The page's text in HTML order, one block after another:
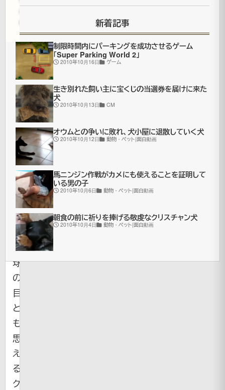
画
像
ア
フ
リ
カ
の
モ
ー
リ
タ
ニ
ア
に
地
球
の
目
と
も
思
え
る
ク
新着記事
制限時間内にパーキングを成功させるゲーム
「Super Parking World 2」
2010年10月16日 ゲーム
生き別れた飼い主に宝くじの当選券を届けに来た
犬
2010年10月13日 CM
オウムとの争いに敗れ、犬小屋に退散していく犬
2010年10月12日 動物・ペット|面白動画
馬ニンジン作戦がカメにも使えることを証明して
いる男の子
2010年10月6日 動物・ペット|面白動画
朝食の前に祈りを捧げる敬虔なクリスチャン犬
2010年10月4日 動物・ペット|面白動画